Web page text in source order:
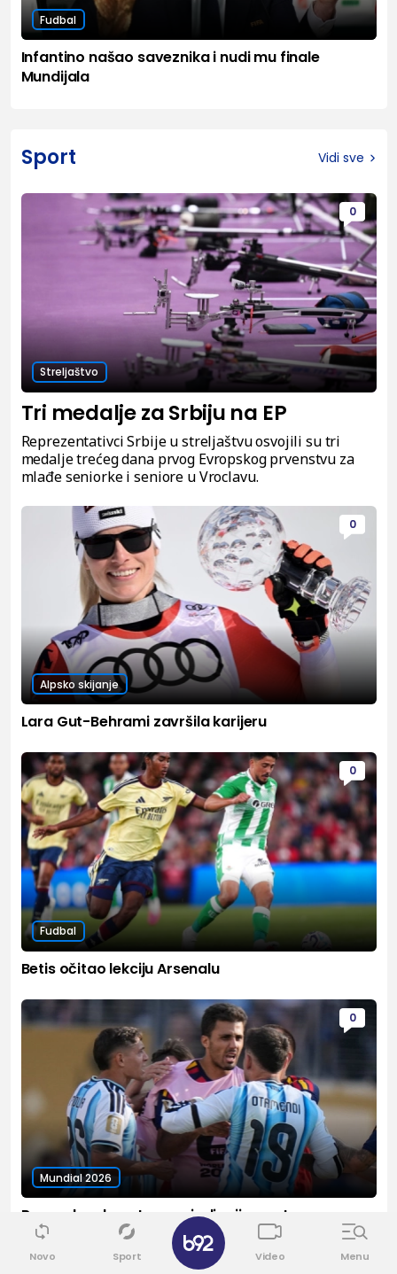
Fudbal
Infantino našao saveznika i nudi mu finale
Mundijala
Sport Vidi sve
0
Streljaštvo
Tri medalje za Srbiju na EP
Reprezentativci Srbije u streljaštvu osvojili su tri
medalje trećeg dana prvog Evropskog prvenstvu za
mlađe seniorke i seniore u Vroclavu.
0
Alpsko skijanje
Lara Gut-Behrami završila karijeru
0
Fudbal
Betis očitao lekciju Arsenalu
0
Mundial 2026
Roma dovela autora najprljavijeg poteza na
Mundijalu
Novo Sport Video Menu
✕